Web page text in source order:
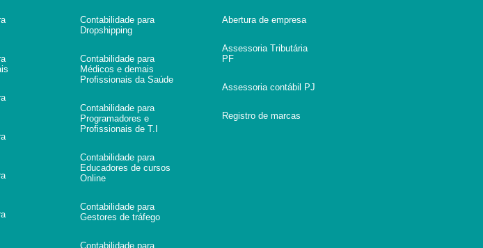
Contabilidade para
Dropshipping
Contabilidade para
Médicos e demais
Profissionais da Saúde
Contabilidade para
Programadores e
Profissionais de T.I
Contabilidade para
Educadores de cursos
Online
Contabilidade para
Gestores de tráfego
Contabilidade para
Abertura de empresa
Assessoria Tributária
PF
Assessoria contábil PJ
Registro de marcas